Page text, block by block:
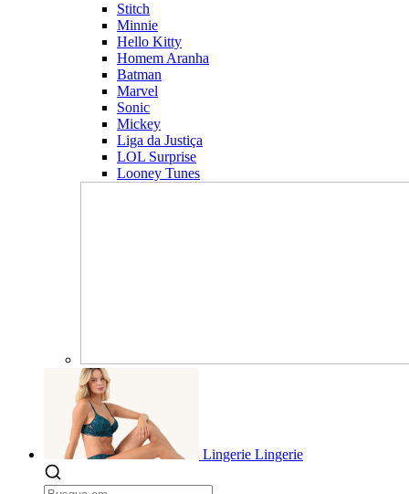
Stitch
Minnie
Hello Kitty
Homem Aranha
Batman
Marvel
Sonic
Mickey
Liga da Justiça
LOL Surprise
Looney Tunes
Lingerie Lingerie